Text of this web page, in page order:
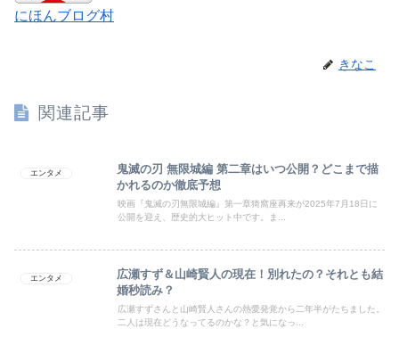
にほんブログ村
きなこ
関連記事
エンタメ
鬼滅の刃 無限城編 第二章はいつ公開？どこまで描
かれるのか徹底予想
映画『鬼滅の刃無限城編』第一章猗窩座再来が2025年7月18日に
公開を迎え、歴史的大ヒット中です。ま...
エンタメ
広瀬すず＆山崎賢人の現在！別れたの？それとも結
婚秒読み？
広瀬すずさんと山崎賢人さんの熱愛発覚から二年半がたちました。
二人は現在どうなってるのかな？と気になっ...